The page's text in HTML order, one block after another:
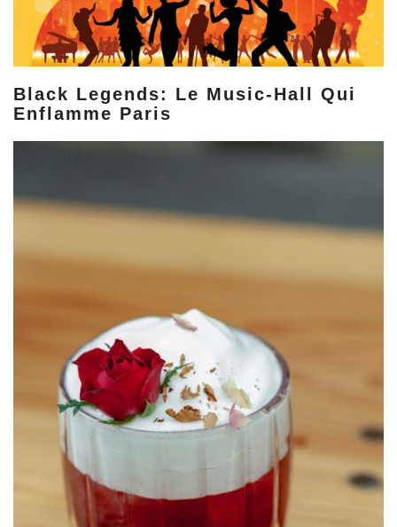
Black Legends: Le Music-Hall Qui
Enflamme Paris